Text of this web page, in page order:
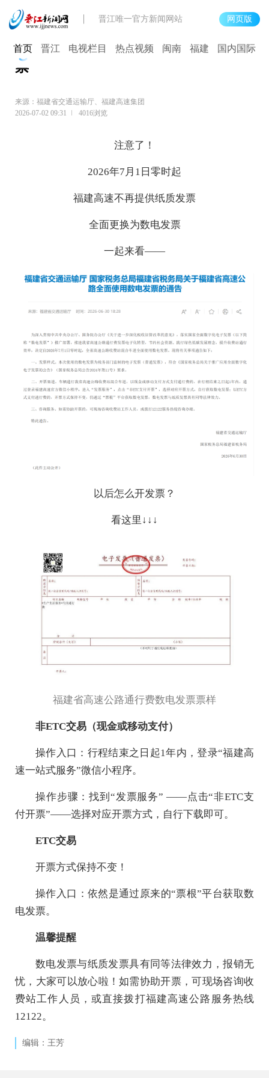
晋江唯一官方新闻网站 网页版
首页 晋江 电视栏目 热点视频 闽南 福建 国内国际
7月1日零时起 福建高速不再提供纸质发
票
来源：福建省交通运输厅、福建高速集团
2026-07-02 09:31
4016浏览
注意了！
2026年7月1日零时起
福建高速不再提供纸质发票
全面更换为数电发票
一起来看——
以后怎么开发票？
看这里↓↓↓
福建省高速公路通行费数电发票票样
非ETC交易（现金或移动支付）
操作入口：行程结束之日起1年内，登录“福建高
速一站式服务”微信小程序。
操作步骤：找到“发票服务” ——点击“非ETC支
付开票”——选择对应开票方式，自行下载即可。
ETC交易
开票方式保持不变！
操作入口：依然是通过原来的“票根”平台获取数
电发票。
温馨提醒
数电发票与纸质发票具有同等法律效力，报销无
忧，大家可以放心啦！如需协助开票，可现场咨询收
费站工作人员，或直接拨打福建高速公路服务热线
12122。
编辑：王芳